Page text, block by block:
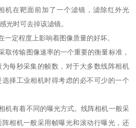
机在靶面前加了一个滤镜，滤除红外光
光时可去掉该滤镜。
一定程度上影响着图像质量的好坏。
取传输图像速率的一个重要的衡量标准，
每秒采集的帧数，对于大多数线阵相机
择工业相机时得考虑的必不可少的一个
机有着不同的曝光方式。线阵相机一般采
相机一般采用帧曝光和滚动行曝光，还